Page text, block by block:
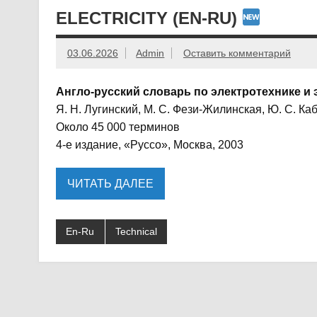
ELECTRICITY (EN-RU)
03.06.2026 Admin Оставить комментарий
Англо-русский словарь по электротехнике и
Я. Н. Лугинский, М. С. Фези-Жилинская, Ю. С.
Около 45 000 терминов
4-е издание, «Руссо», Москва, 2003
ЧИТАТЬ ДАЛЕЕ
En-Ru Technical